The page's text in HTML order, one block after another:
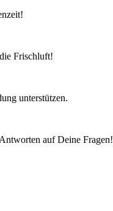
Frischluft!
unterstützen.
auf Deine Fragen!